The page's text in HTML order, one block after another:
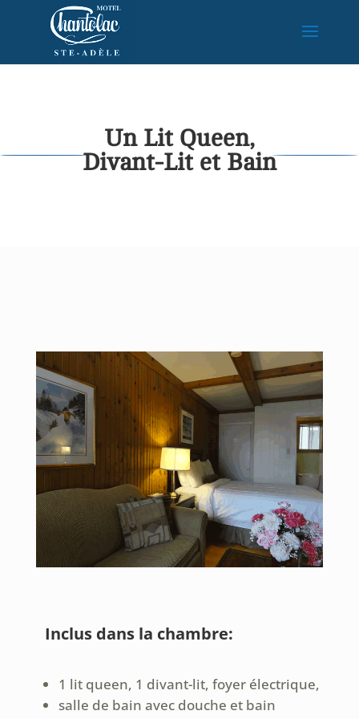
Un Lit Queen,
Divant-Lit et Bain
Inclus dans la chambre:
1 lit queen, 1 divant-lit, foyer électrique,
salle de bain avec douche et bain